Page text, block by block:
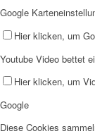
Google
Hier klicken, um
Youtube Video bettet
Hier klicken, um
Google
Diese Cookies